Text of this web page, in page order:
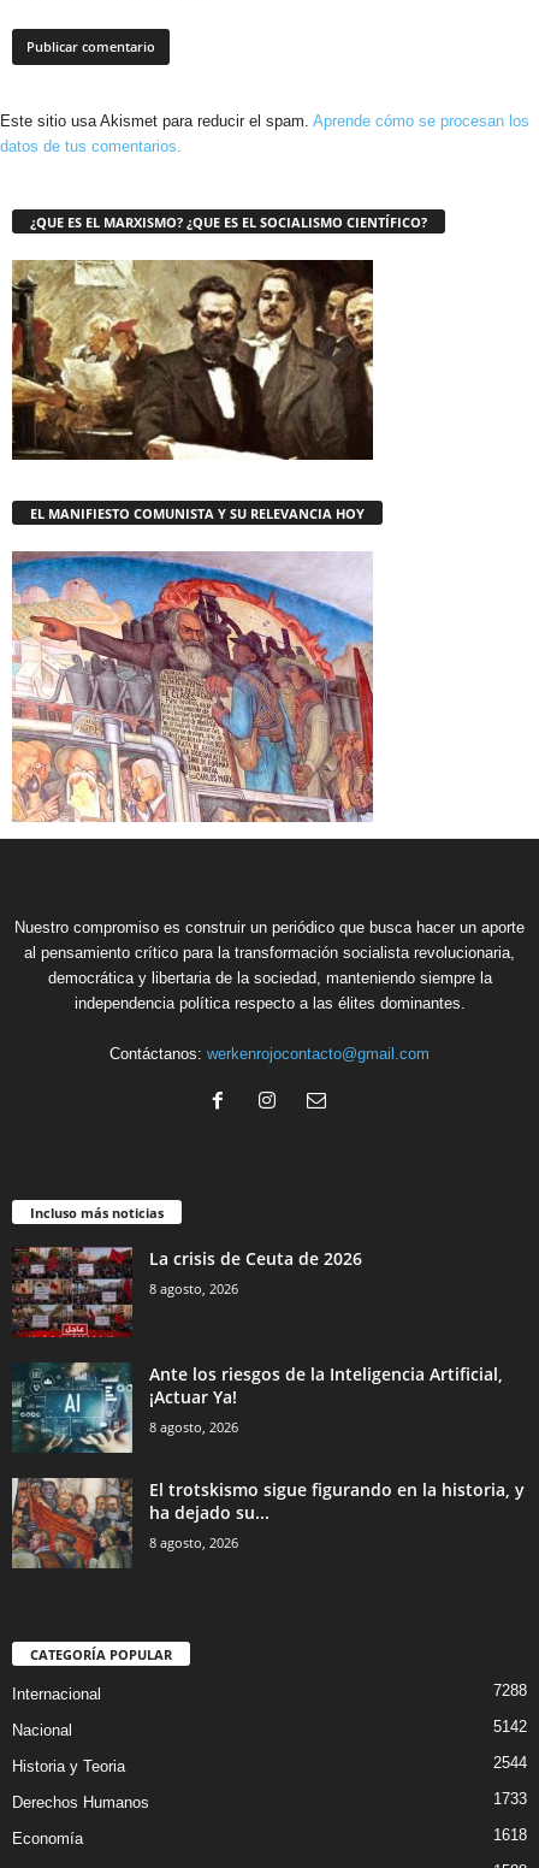
Este sitio usa Akismet para reducir el spam. Aprende cómo se procesan los
datos de tus comentarios.
¿QUE ES EL MARXISMO? ¿QUE ES EL SOCIALISMO CIENTÍFICO?
EL MANIFIESTO COMUNISTA Y SU RELEVANCIA HOY
Nuestro compromiso es construir un periódico que busca hacer un aporte
al pensamiento crítico para la transformación socialista revolucionaria,
democrática y libertaria de la sociedad, manteniendo siempre la
independencia política respecto a las élites dominantes.
Contáctanos: werkenrojocontacto@gmail.com
Incluso más noticias
La crisis de Ceuta de 2026
8 agosto, 2026
Ante los riesgos de la Inteligencia Artificial,
¡Actuar Ya!
8 agosto, 2026
El trotskismo sigue figurando en la historia, y
ha dejado su...
8 agosto, 2026
CATEGORÍA POPULAR
Internacional 7288
Nacional 5142
Historia y Teoria 2544
Derechos Humanos 1733
Economía 1618